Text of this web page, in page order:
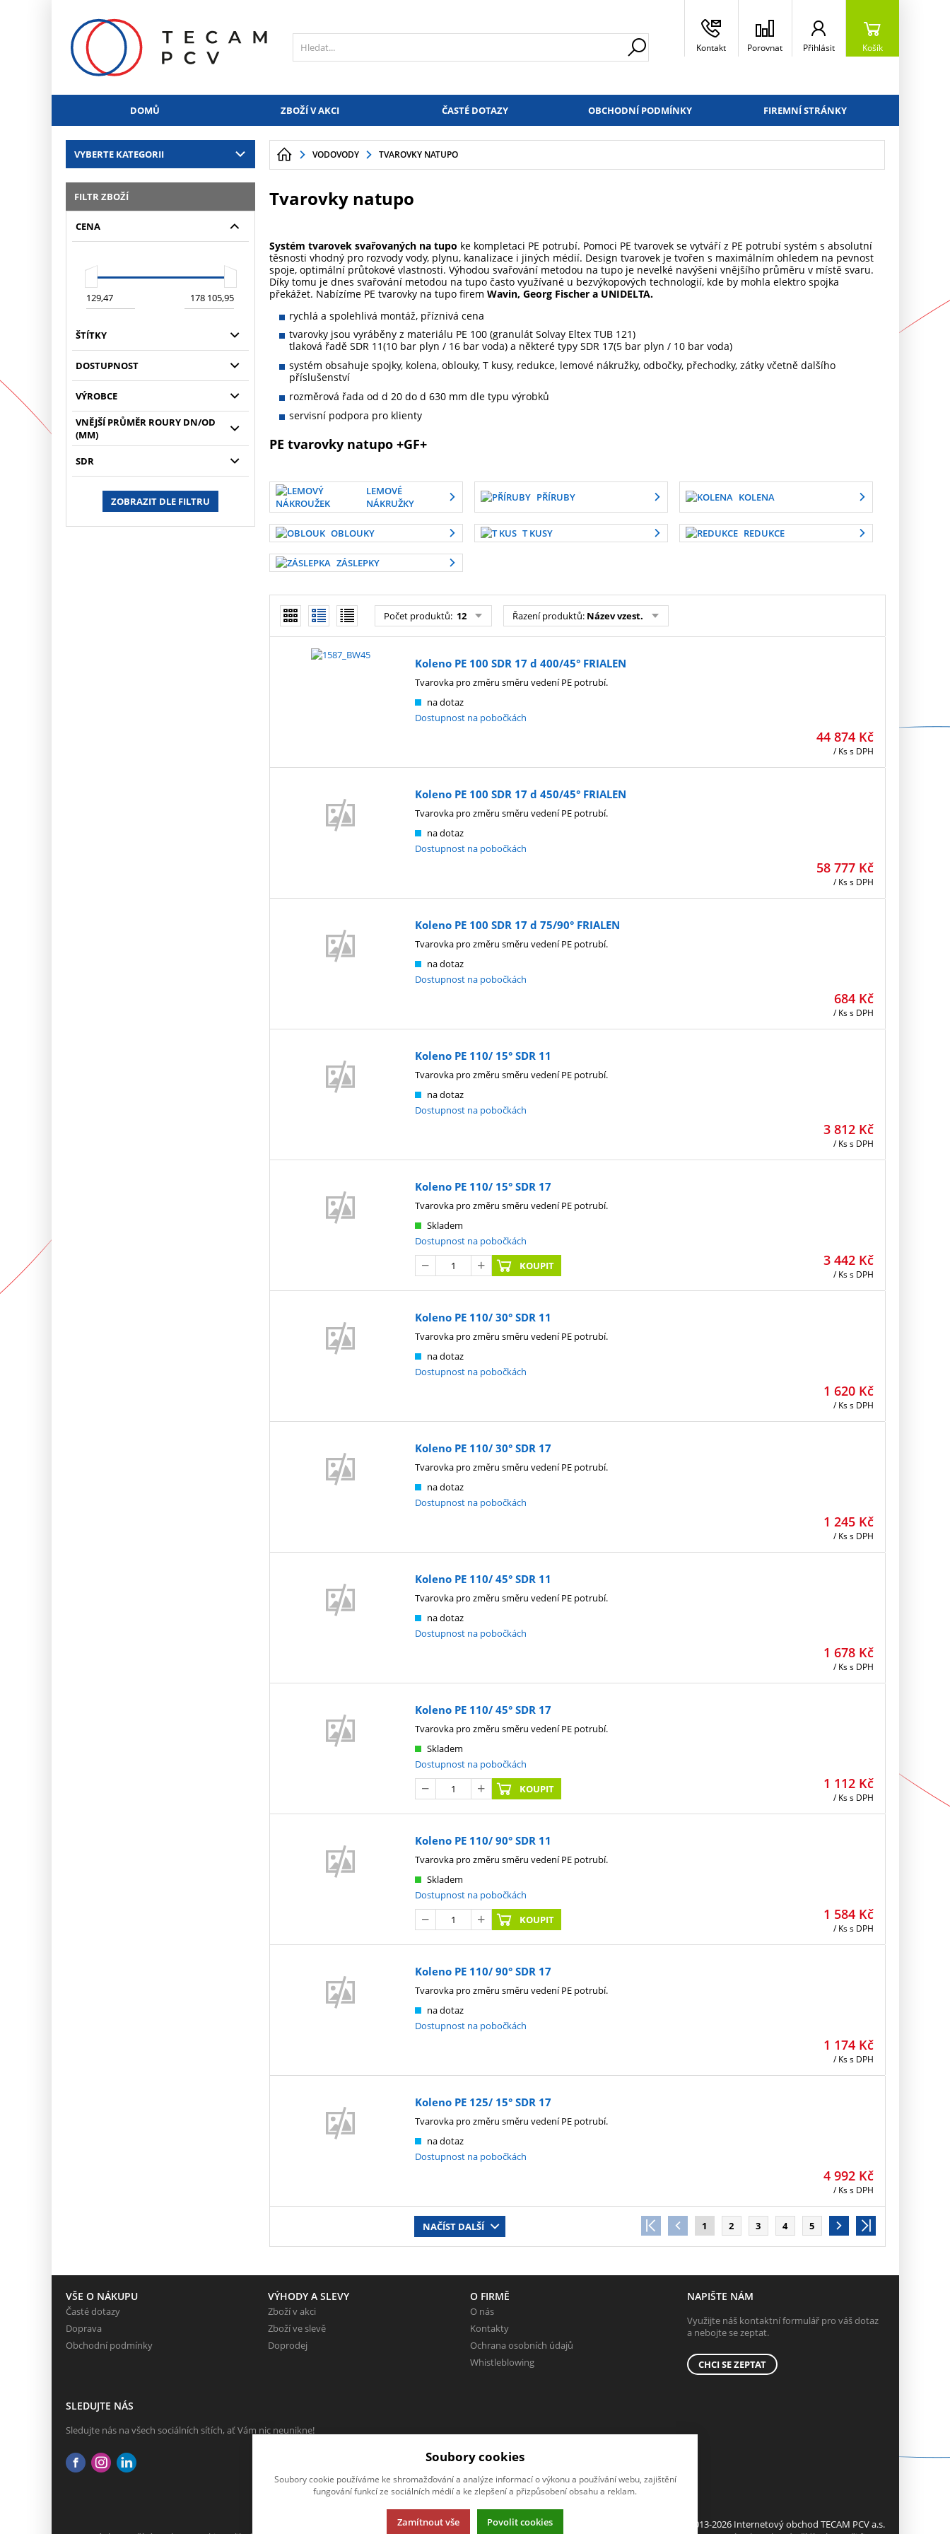
Kontakt Porovnat Přihlásit Košík
DOMŮ ZBOŽÍ V AKCI ČASTÉ DOTAZY OBCHODNÍ PODMÍNKY FIREMNÍ STRÁNKY
VYBERTE KATEGORII
FILTR ZBOŽÍ
CENA
ŠTÍTKY
DOSTUPNOST
VÝROBCE
VNĚJŠÍ PRŮMĚR ROURY DN/OD
(MM)
SDR
ZOBRAZIT DLE FILTRU
VODOVODY TVAROVKY NATUPO
Tvarovky natupo
Systém tvarovek svařovaných na tupo ke kompletaci PE potrubí. Pomoci PE tvarovek se vytváří z PE potrubí systém s absolutní
těsnosti vhodný pro rozvody vody, plynu, kanalizace i jiných médií. Design tvarovek je tvořen s maximálním ohledem na pevnost
spoje, optimální průtokové vlastnosti. Výhodou svařování metodou na tupo je nevelké navýšeni vnějšího průměru v místě svaru.
Díky tomu je dnes svařování metodou na tupo často využívané u bezvýkopových technologií, kde by mohla elektro spojka
překážet. Nabízíme PE tvarovky na tupo firem Wavin, Georg Fischer a UNIDELTA.
rychlá a spolehlivá montáž, příznivá cena
tvarovky jsou vyráběny z materiálu PE 100 (granulát Solvay Eltex TUB 121)
tlaková řadě SDR 11(10 bar plyn / 16 bar voda) a některé typy SDR 17(5 bar plyn / 10 bar voda)
systém obsahuje spojky, kolena, oblouky, T kusy, redukce, lemové nákružky, odbočky, přechodky, zátky včetně dalšího
příslušenství
rozměrová řada od d 20 do d 630 mm dle typu výrobků
servisní podpora pro klienty
PE tvarovky natupo +GF+
LEMOVÉ
NÁKRUŽKY
PŘÍRUBY KOLENA
OBLOUKY T KUSY REDUKCE
ZÁSLEPKY
Počet produktů: 12 Řazení produktů: Název vzest.
Koleno PE 100 SDR 17 d 400/45° FRIALEN
44 874Kč
/ Kss DPH
na dotaz
Dostupnost na pobočkách
Tvarovka pro změru směru vedení PE potrubí.
Koleno PE 100 SDR 17 d 450/45° FRIALEN
58 777Kč
/ Kss DPH
na dotaz
Dostupnost na pobočkách
Tvarovka pro změru směru vedení PE potrubí.
Koleno PE 100 SDR 17 d 75/90° FRIALEN
684Kč
/ Kss DPH
na dotaz
Dostupnost na pobočkách
Tvarovka pro změru směru vedení PE potrubí.
Koleno PE 110/ 15° SDR 11
3 812Kč
/ Kss DPH
na dotaz
Dostupnost na pobočkách
Tvarovka pro změru směru vedení PE potrubí.
Koleno PE 110/ 15° SDR 17
3 442Kč
/ Kss DPH
Skladem
Dostupnost na pobočkách
KOUPIT
Tvarovka pro změru směru vedení PE potrubí.
Koleno PE 110/ 30° SDR 11
1 620Kč
/ Kss DPH
na dotaz
Dostupnost na pobočkách
Tvarovka pro změru směru vedení PE potrubí.
Koleno PE 110/ 30° SDR 17
1 245Kč
/ Kss DPH
na dotaz
Dostupnost na pobočkách
Tvarovka pro změru směru vedení PE potrubí.
Koleno PE 110/ 45° SDR 11
1 678Kč
/ Kss DPH
na dotaz
Dostupnost na pobočkách
Tvarovka pro změru směru vedení PE potrubí.
Koleno PE 110/ 45° SDR 17
1 112Kč
/ Kss DPH
Skladem
Dostupnost na pobočkách
KOUPIT
Tvarovka pro změru směru vedení PE potrubí.
Koleno PE 110/ 90° SDR 11
1 584Kč
/ Kss DPH
Skladem
Dostupnost na pobočkách
KOUPIT
Tvarovka pro změru směru vedení PE potrubí.
Koleno PE 110/ 90° SDR 17
1 174Kč
/ Kss DPH
na dotaz
Dostupnost na pobočkách
Tvarovka pro změru směru vedení PE potrubí.
Koleno PE 125/ 15° SDR 17
4 992Kč
/ Kss DPH
na dotaz
Dostupnost na pobočkách
Tvarovka pro změru směru vedení PE potrubí.
NAČÍST DALŠÍ 1 2 3 4 5
VŠE O NÁKUPU
Časté dotazy
Doprava
Obchodní podmínky
VÝHODY A SLEVY
Zboží v akci
Zboží ve slevě
Doprodej
O FIRMĚ
O nás
Kontakty
Ochrana osobních údajů
Whistleblowing
NAPIŠTE NÁM
Využijte náš kontaktní formulář pro váš dotaz
a nebojte se zeptat.
CHCI SE ZEPTAT
SLEDUJTE NÁS
Sledujte nás na všech sociálních sítích, ať Vám nic neunikne!
© 2013-2026 Internetový obchod TECAM PCV a.s.
Soubory cookies
Soubory cookie používáme ke shromažďování a analýze informací o výkonu a používání webu, zajištění
fungování funkcí ze sociálních médií a ke zlepšení a přizpůsobení obsahu a reklam.
Zamítnout vše Povolit cookies